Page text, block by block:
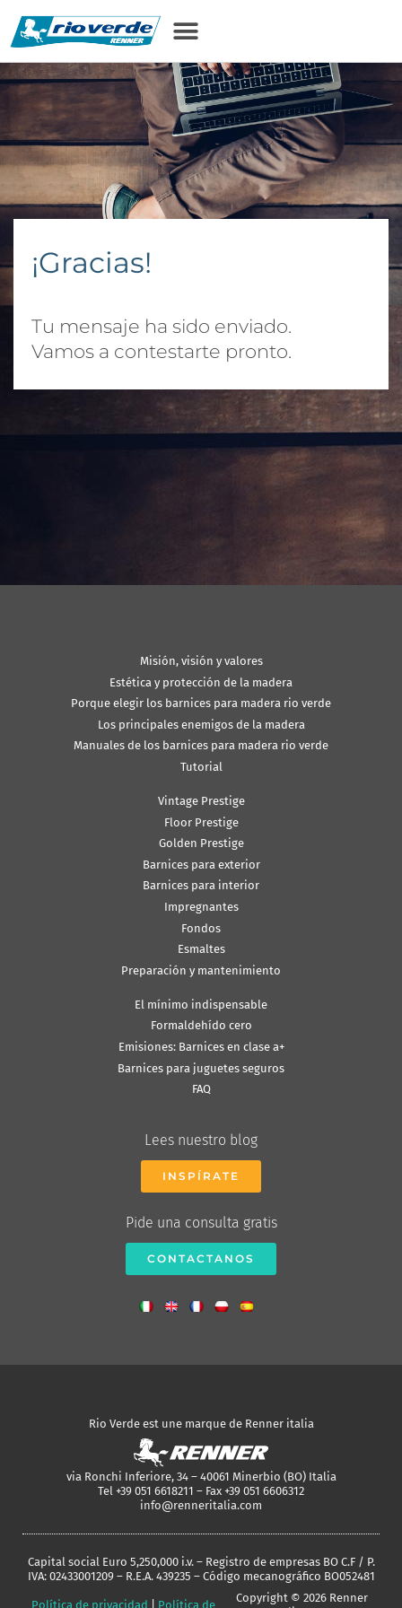
contenido
¡Gracias!
Tu mensaje ha sido enviado.
Vamos a contestarte pronto.
Misión, visión y valores
Estética y protección de la madera
Porque elegir los barnices para madera rio verde
Los principales enemigos de la madera
Manuales de los barnices para madera rio verde
Tutorial
Vintage Prestige
Floor Prestige
Golden Prestige
Barnices para exterior
Barnices para interior
Impregnantes
Fondos
Esmaltes
Preparación y mantenimiento
El mínimo indispensable
Formaldehído cero
Emisiones: Barnices en clase a+
Barnices para juguetes seguros
FAQ
Lees nuestro blog
INSPÍRATE
Pide una consulta gratis
CONTACTANOS
Rio Verde est une marque de Renner italia
via Ronchi Inferiore, 34 – 40061 Minerbio (BO) Italia
Tel +39 051 6618211 – Fax +39 051 6606312
info@renneritalia.com
Capital social Euro 5,250,000 i.v. – Registro de empresas BO C.F / P.
IVA: 02433001209 – R.E.A. 439235 – Código mecanográfico BO052481
Política de privacidad Política de
Copyright © 2026 Renner